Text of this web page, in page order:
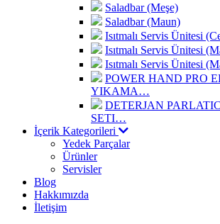
Saladbar (Meşe)
Saladbar (Maun)
Isıtmalı Servis Ünitesi
Isıtmalı Servis Ünitesi
Isıtmalı Servis Ünitesi
POWER HAND PRO
YIKAMA…
DETERJAN
SETI…
İçerik Kategorileri
Yedek Parçalar
Ürünler
Servisler
Blog
Hakkımızda
İletişim